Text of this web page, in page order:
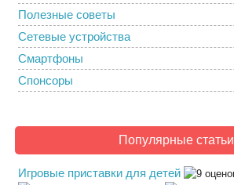
Полезные советы
Сетевые устройства
Смартфоны
Спонсоры
Популярные статьи
Игровые приставки для детей